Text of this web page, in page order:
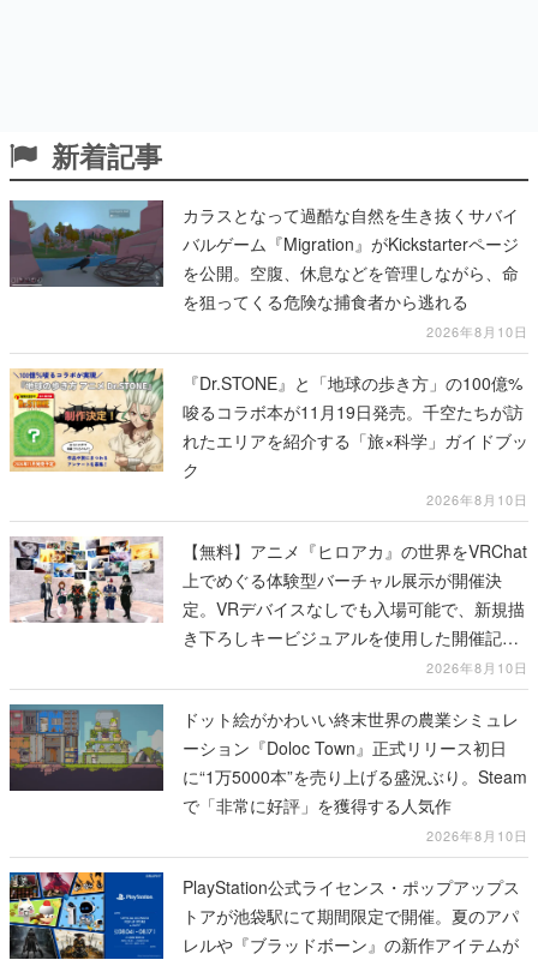
新着記事
カラスとなって過酷な自然を生き抜くサバイ
バルゲーム『Migration』がKickstarterページ
を公開。空腹、休息などを管理しながら、命
を狙ってくる危険な捕食者から逃れる
2026年8月10日
『Dr.STONE』と「地球の歩き方」の100億%
唆るコラボ本が11月19日発売。千空たちが訪
れたエリアを紹介する「旅×科学」ガイドブッ
ク
2026年8月10日
【無料】アニメ『ヒロアカ』の世界をVRChat
上でめぐる体験型バーチャル展示が開催決
定。VRデバイスなしでも入場可能で、新規描
き下ろしキービジュアルを使用した開催記念
2026年8月10日
ドット絵がかわいい終末世界の農業シミュレ
ーション『Doloc Town』正式リリース初日
に“1万5000本”を売り上げる盛況ぶり。Steam
で「非常に好評」を獲得する人気作
2026年8月10日
PlayStation公式ライセンス・ポップアップス
トアが池袋駅にて期間限定で開催。夏のアパ
レルや『ブラッドボーン』の新作アイテムが